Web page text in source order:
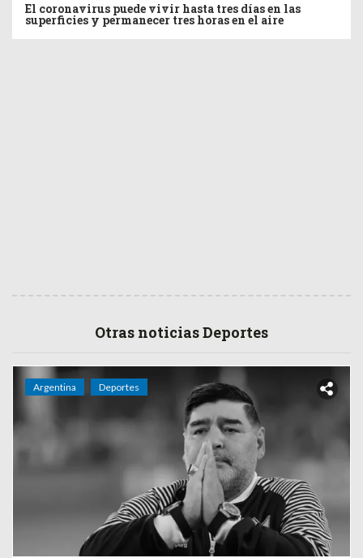
El coronavirus puede vivir hasta tres días en las
superficies y permanecer tres horas en el aire
Otras noticias Deportes
Argentina Deportes